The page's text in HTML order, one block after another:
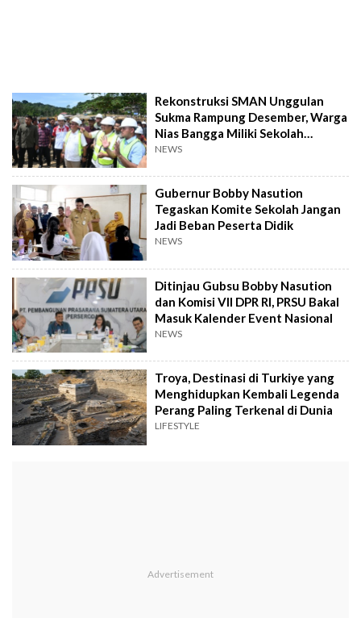
Rekonstruksi SMAN Unggulan
Sukma Rampung Desember, Warga
Nias Bangga Miliki Sekolah
Bertaraf Unggul
NEWS
Gubernur Bobby Nasution
Tegaskan Komite Sekolah Jangan
Jadi Beban Peserta Didik
NEWS
Ditinjau Gubsu Bobby Nasution
dan Komisi VII DPR RI, PRSU Bakal
Masuk Kalender Event Nasional
NEWS
Troya, Destinasi di Turkiye yang
Menghidupkan Kembali Legenda
Perang Paling Terkenal di Dunia
LIFESTYLE